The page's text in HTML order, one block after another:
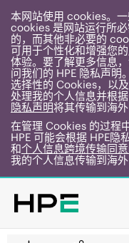
本网站使用 cookies。
cookies 是网站运行所必
的，而其他非必要的
可用于个性化和增强您
体验。要了解更多信息
问我们的 HPE 隐私声明
选择性的 Cookies，以
处理我的个人信息并根据
隐私声明将其传输到海外
在管理 Cookies 的过程中
HPE 可能会根据 HPE隐
和个人信息跨境传输同
我的个人信息传输到海外